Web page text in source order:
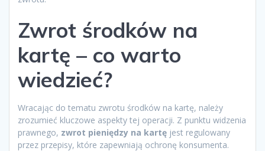
Zwrot środków na
kartę – co warto
wiedzieć?
Wracając do tematu zwrotu środków na kartę, należy
zrozumieć kluczowe aspekty tej operacji. Z punktu widzenia
prawnego, zwrot pieniędzy na kartę jest regulowany
przez przepisy, które zapewniają ochronę konsumenta.